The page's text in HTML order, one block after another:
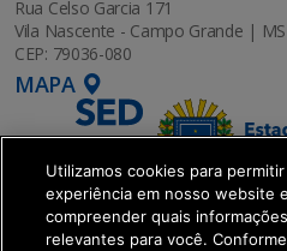
Rua Celso Garcia 171
Vila Nascente - Campo Grande | MS
CEP: 79036-080
MAPA
Utilizamos cookies para
experiência em nosso website
compreender quais
relevantes para você.